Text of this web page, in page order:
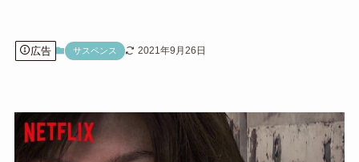
広告 サスペンス 2021年9月26日